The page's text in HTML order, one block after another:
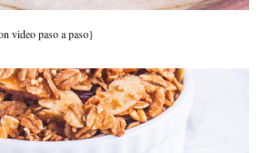
video paso a paso}